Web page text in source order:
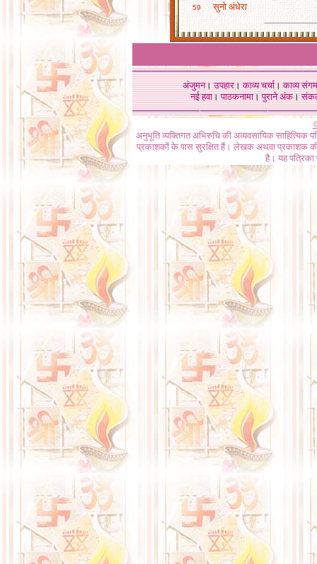
59 सुनो अंधेरा
अंजुमन।उपहार।काव्य चर्चा।काव्य संगम
नई हवा। पाठकनामा। पुराने अंक।
अनुभूति व्यक्तिगत अभिरुचि की अव्यवसायिक
प्रकाशकों के पास सुरक्षित हैं। लेखक अथवा प्रकाशक की
है। यह पत्रिका